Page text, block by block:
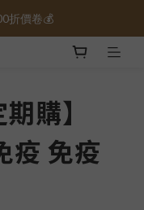
免運 🚚
折價卷💰
免運 🚚
購】
疫 免疫